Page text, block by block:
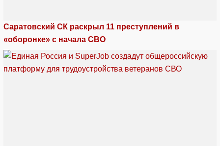
Саратовский СК раскрыл 11 преступлений в
«оборонке» с начала СВО